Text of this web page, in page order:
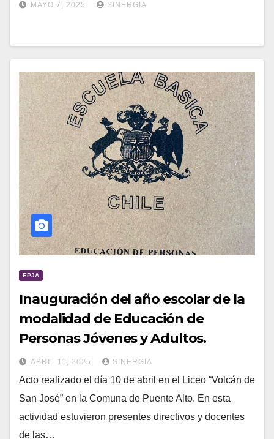
MAYO 7, 2025 SINERGIA
EPJA
Inauguración del año escolar de la
modalidad de Educación de
Personas Jóvenes y Adultos.
ABRIL 11, 2025 SINERGIA
Acto realizado el día 10 de abril en el Liceo “Volcán de
San José” en la Comuna de Puente Alto. En esta
actividad estuvieron presentes directivos y docentes
de las…